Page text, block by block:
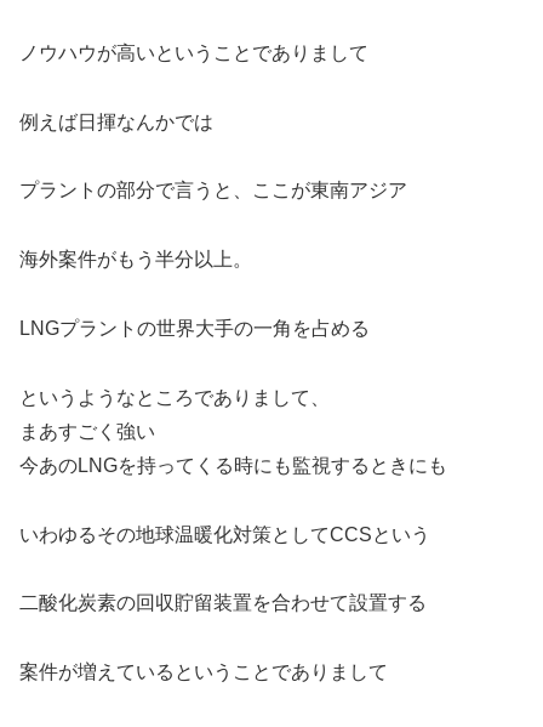
ノウハウが高いということでありまして
例えば日揮なんかでは
プラントの部分で言うと、ここが東南アジア
海外案件がもう半分以上。
LNGプラントの世界大手の一角を占める
というようなところでありまして、
まあすごく強い
今あのLNGを持ってくる時にも監視するときにも
いわゆるその地球温暖化対策としてCCSという
二酸化炭素の回収貯留装置を合わせて設置する
案件が増えているということでありまして